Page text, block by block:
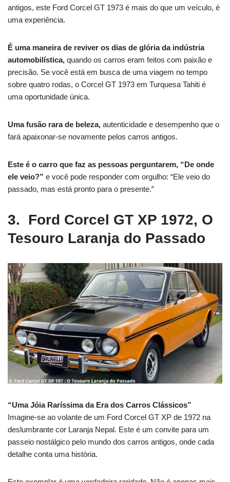
antigos, este Ford Corcel GT 1973 é mais do que um veículo, é
uma experiência.
É uma maneira de reviver os dias de glória da indústria
automobilística, quando os carros eram feitos com paixão e
precisão. Se você está em busca de uma viagem no tempo
sobre quatro rodas, o Corcel GT 1973 em Turquesa Tahiti é
uma oportunidade única.
Uma fusão rara de beleza, autenticidade e desempenho que o
fará apaixonar-se novamente pelos carros antigos.
Este é o carro que faz as pessoas perguntarem, “De onde
ele veio?” e você pode responder com orgulho: “Ele veio do
passado, mas está pronto para o presente.”
3. Ford Corcel GT XP 1972, O
Tesouro Laranja do Passado
“Uma Jóia Raríssima da Era dos Carros Clássicos”
Imagine-se ao volante de um Ford Corcel GT XP de 1972 na
deslumbrante cor Laranja Nepal. Este é um convite para um
passeio nostálgico pelo mundo dos carros antigos, onde cada
detalhe conta uma história.